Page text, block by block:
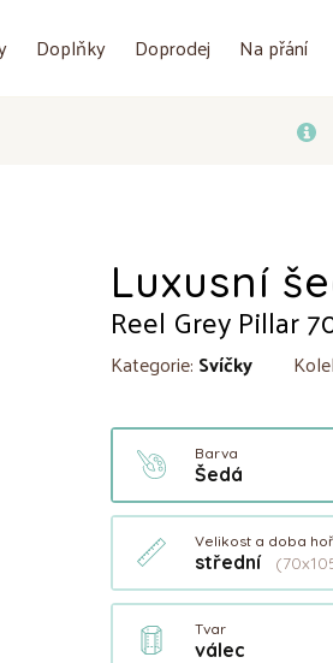
Doplňky Doprodej Na přání
Luxusní
Reel Grey Pillar
Kategorie: Svíčky
Barva
Šedá
Velikost a doba
střední
Tvar
válec